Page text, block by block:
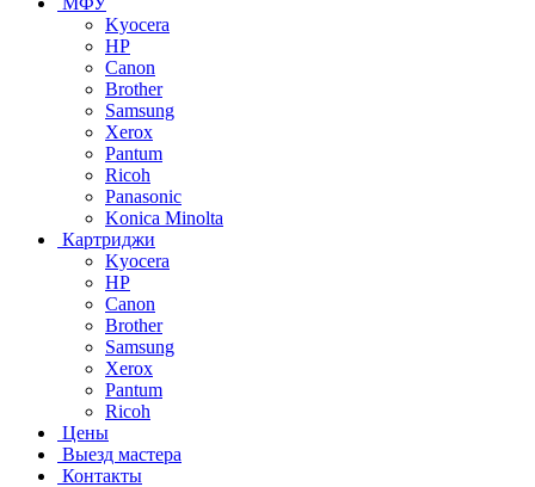
Kyocera
HP
Canon
Brother
Samsung
Xerox
Pantum
Ricoh
Panasonic
Konica Minolta
Картриджи
Kyocera
HP
Canon
Brother
Samsung
Xerox
Pantum
Ricoh
Цены
Выезд мастера
Контакты